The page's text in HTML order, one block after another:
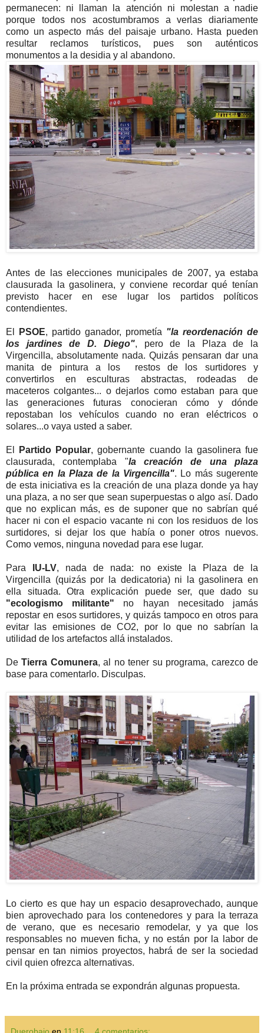
permanecen: ni llaman la atención ni molestan a nadie
porque todos nos acostumbramos a verlas diariamente
como un aspecto más del paisaje urbano. Hasta pueden
resultar reclamos turísticos, pues son auténticos
monumentos a la desidia y al abandono.
Antes de las elecciones municipales de 2007, ya estaba
clausurada la gasolinera, y conviene recordar qué tenían
previsto hacer en ese lugar los partidos políticos
contendientes.
El PSOE, partido ganador, prometía "la reordenación de
los jardines de D. Diego", pero de la Plaza de la
Virgencilla, absolutamente nada. Quizás pensaran dar una
manita de pintura a los restos de los surtidores y
convertirlos en esculturas abstractas, rodeadas de
maceteros colgantes... o dejarlos como estaban para que
las generaciones futuras conocieran cómo y dónde
repostaban los vehículos cuando no eran eléctricos o
solares...o vaya usted a saber.
El Partido Popular, gobernante cuando la gasolinera fue
clausurada, contemplaba "la creación de una plaza
pública en la Plaza de la Virgencilla". Lo más sugerente
de esta iniciativa es la creación de una plaza donde ya hay
una plaza, a no ser que sean superpuestas o algo así. Dado
que no explican más, es de suponer que no sabrían qué
hacer ni con el espacio vacante ni con los residuos de los
surtidores, si dejar los que había o poner otros nuevos.
Como vemos, ninguna novedad para ese lugar.
Para IU-LV, nada de nada: no existe la Plaza de la
Virgencilla (quizás por la dedicatoria) ni la gasolinera en
ella situada. Otra explicación puede ser, que dado su
"ecologismo militante" no hayan necesitado jamás
repostar en esos surtidores, y quizás tampoco en otros para
evitar las emisiones de CO2, por lo que no sabrían la
utilidad de los artefactos allá instalados.
DeTierra Comunera, al no tener su programa, carezco de
base para comentarlo. Disculpas.
Lo cierto es que hay un espacio desaprovechado, aunque
bien aprovechado para los contenedores y para la terraza
de verano, que es necesario remodelar, y ya que los
responsables no mueven ficha, y no están por la labor de
pensar en tan nimios proyectos, habrá de ser la sociedad
civil quien ofrezca alternativas.
En la próxima entrada se expondrán algunas propuesta.
Duerobajo en 11:16 4 comentarios: